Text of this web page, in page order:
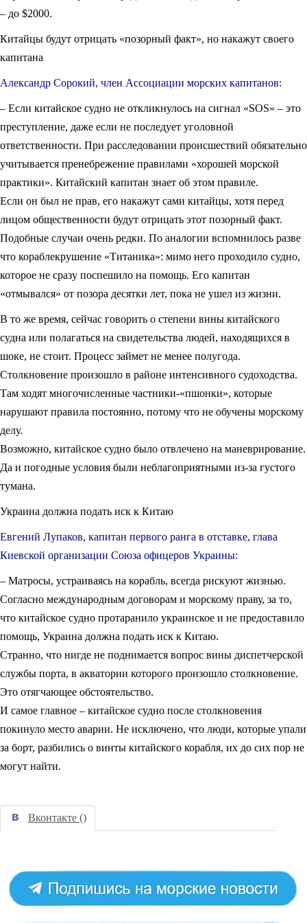
– до $2000.
Китайцы будут отрицать «позорный факт», но накажут своего
капитана
Александр Сорокий, член Ассоциации морских капитанов:
– Если китайское судно не откликнулось на сигнал «SOS» – это
преступление, даже если не последует уголовной
ответственности. При расследовании происшествий обязательно
учитывается пренебрежение правилами «хорошей морской
практики». Китайский капитан знает об этом правиле.
Если он был не прав, его накажут сами китайцы, хотя перед
лицом общественности будут отрицать этот позорный факт.
Подобные случаи очень редки. По аналогии вспомнилось разве
что кораблекрушение «Титаника»: мимо него проходило судно,
которое не сразу поспешило на помощь. Его капитан
«отмывался» от позора десятки лет, пока не ушел из жизни.
В то же время, сейчас говорить о степени вины китайского
судна или полагаться на свидетельства людей, находящихся в
шоке, не стоит. Процесс займет не менее полугода.
Столкновение произошло в районе интенсивного судоходства.
Там ходят многочисленные частники-«пшонки», которые
нарушают правила постоянно, потому что не обучены морскому
делу.
Возможно, китайское судно было отвлечено на маневрирование.
Да и погодные условия были неблагоприятными из-за густого
тумана.
Украина должна подать иск к Китаю
Евгений Лупаков, капитан первого ранга в отставке, глава
Киевской организации Союза офицеров Украины:
– Матросы, устраиваясь на корабль, всегда рискуют жизнью.
Согласно международным договорам и морскому праву, за то,
что китайское судно протаранило украинское и не предоставило
помощь, Украина должна подать иск к Китаю.
Странно, что нигде не поднимается вопрос вины диспетчерской
службы порта, в акватории которого произошло столкновение.
Это отягчающее обстоятельство.
И самое главное – китайское судно после столкновения
покинуло место аварии. Не исключено, что люди, которые упали
за борт, разбились о винты китайского корабля, их до сих пор не
могут найти.
Вконтакте ()